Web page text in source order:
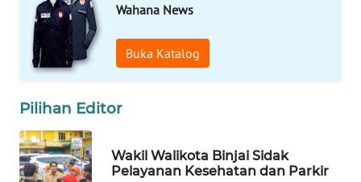
Wahana News
Buka Katalog
Pilihan Editor
Wakil Walikota Binjai Sidak
Pelayanan Kesehatan dan Parkir
WAHANA
UMKM
WAHANA
SELEB
WAHANA
PERSONA